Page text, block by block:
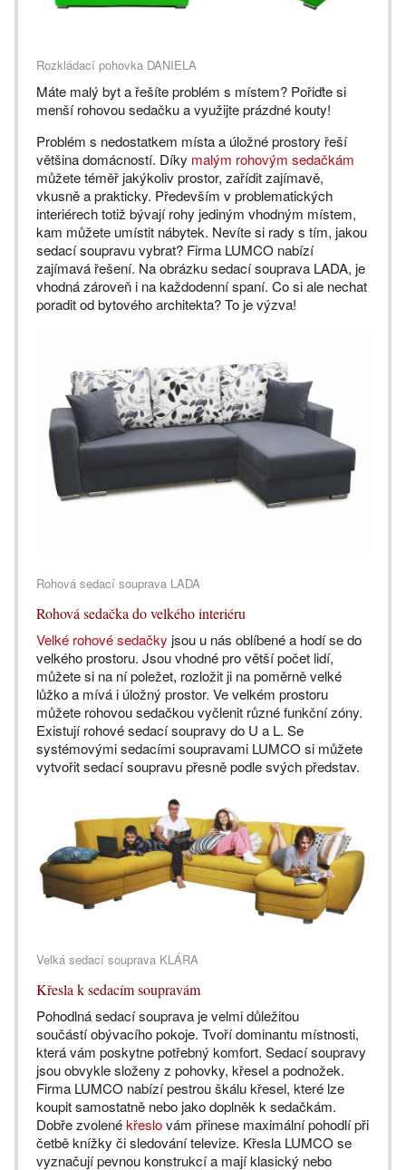
Rozkládací pohovka DANIELA
Máte malý byt a řešíte problém s místem? Pořiďte si
menší rohovou sedačku a využijte prázdné kouty!
Problém s nedostatkem místa a úložné prostory řeší
většina domácností. Díky malým rohovým sedačkám
můžete téměř jakýkoliv prostor, zařídit zajímavě,
vkusně a prakticky. Především v problematických
interiérech totiž bývají rohy jediným vhodným místem,
kam můžete umístit nábytek. Nevíte si rady s tím, jakou
sedací soupravu vybrat? Firma LUMCO nabízí
zajímavá řešení. Na obrázku sedací souprava LADA, je
vhodná zároveň i na každodenní spaní. Co si ale nechat
poradit od bytového architekta? To je výzva!
Rohová sedací souprava LADA
Rohová sedačka do velkého interiéru
Velké rohové sedačky jsou u nás oblíbené a hodí se do
velkého prostoru. Jsou vhodné pro větší počet lidí,
můžete si na ní poležet, rozložit ji na poměrně velké
lůžko a mívá i úložný prostor. Ve velkém prostoru
můžete rohovou sedačkou vyčlenit různé funkční zóny.
Existují rohové sedací soupravy do U a L. Se
systémovými sedacími soupravami LUMCO si můžete
vytvořit sedací soupravu přesně podle svých představ.
Velká sedací souprava KLÁRA
Křesla k sedacím soupravám
Pohodlná sedací souprava je velmi důležitou
součástí obývacího pokoje. Tvoří dominantu místnosti,
která vám poskytne potřebný komfort. Sedací soupravy
jsou obvykle složeny z pohovky, křesel a podnožek.
Firma LUMCO nabízí pestrou škálu křesel, které lze
koupit samostatně nebo jako doplněk k sedačkám.
Dobře zvolenékřeslovám přinese maximální pohodlí při
četbě knížky či sledování televize. Křesla LUMCO se
vyznačují pevnou konstrukcí a mají klasický nebo